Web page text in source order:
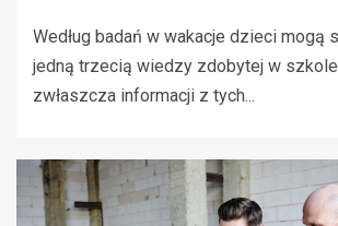
Według badań w wakacje dzieci mogą
jedną trzecią wiedzy zdobytej w
zwłaszcza informacji z tych...